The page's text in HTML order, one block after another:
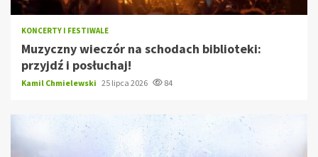
KONCERTY I FESTIWALE
Muzyczny wieczór na schodach biblioteki:
przyjdź i posłuchaj!
Kamil Chmielewski 25 lipca 2026 84